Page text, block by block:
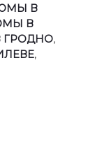
1948
В
В
,
,